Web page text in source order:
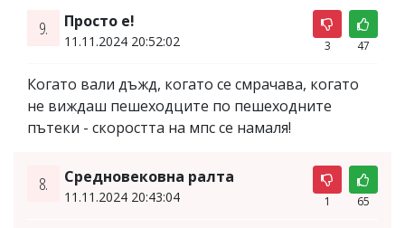
9. Просто е!
11.11.2024 20:52:02 3 47
Когато вали дъжд, когато се смрачава, когато
не виждаш пешеходците по пешеходните
пътеки - скоростта на мпс се намаля!
8. Средновековна ралта
11.11.2024 20:43:04 1 65